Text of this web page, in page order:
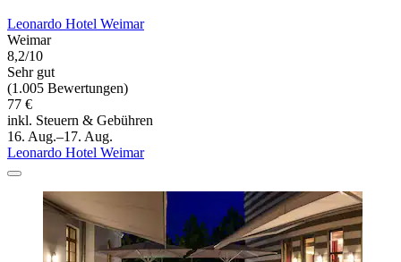
Leonardo Hotel Weimar
Weimar
8,2/10
Sehr gut
(1.005 Bewertungen)
77 €
inkl. Steuern & Gebühren
16. Aug.–17. Aug.
Leonardo Hotel Weimar